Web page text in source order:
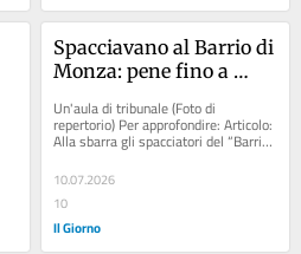
Spacciavano al Barrio di
Monza: pene fino a
membri delle due bande
Un'aula di tribunale (Foto di
repertorio) Per approfondire: Articolo:
Alla sbarra gli spacciatori del “Barrio”
del quartiere Cederna a...
10.07.2026
10
Il Giorno